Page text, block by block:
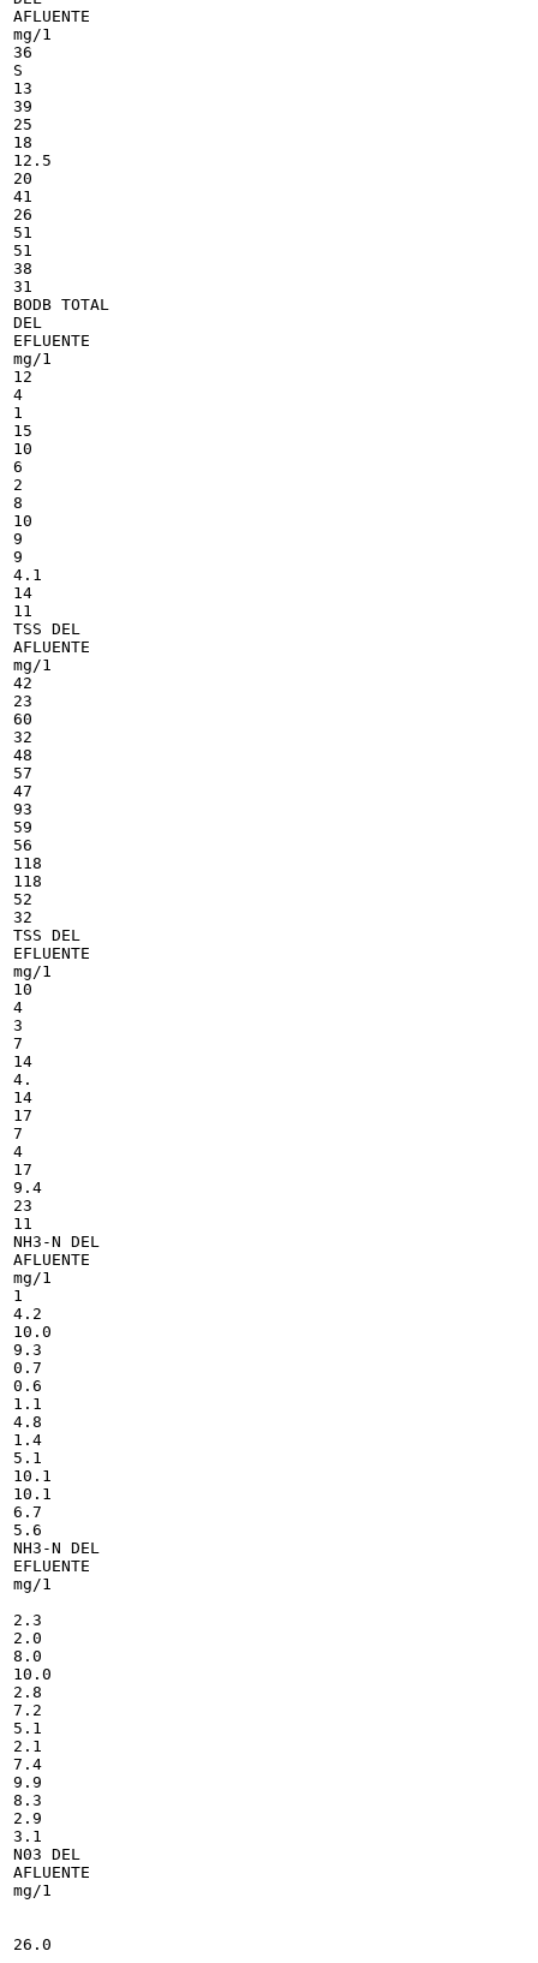
AFLUENTE
mg/1
36
S
13
39
25
18
12.5
20
41
26
51
51
38
31
BODB TOTAL
DEL
EFLUENTE
mg/1
12
4
1
15
10
6
2
8
10
9
9
4.1
14
11
TSS DEL
AFLUENTE
mg/1
42
23
60
32
48
57
47
93
59
56
118
118
52
32
TSS DEL
EFLUENTE
mg/1
10
4
3
7
14
4.
14
17
7
4
17
9.4
23
11
NH3-N DEL
AFLUENTE
mg/1
1
4.2
10.0
9.3
0.7
0.6
1.1
4.8
1.4
5.1
10.1
10.1
6.7
5.6
NH3-N DEL
EFLUENTE
mg/1
2.3
2.0
8.0
10.0
2.8
7.2
5.1
2.1
7.4
9.9
8.3
2.9
3.1
N03 DEL
AFLUENTE
mg/1
26.0